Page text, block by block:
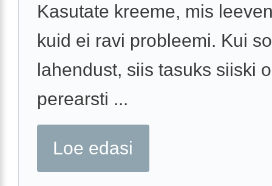
Kasutate kreeme, mis
kuid ei ravi probleemi. Kui
lahendust, siis tasuks siiski
perearsti ...
Loe edasi